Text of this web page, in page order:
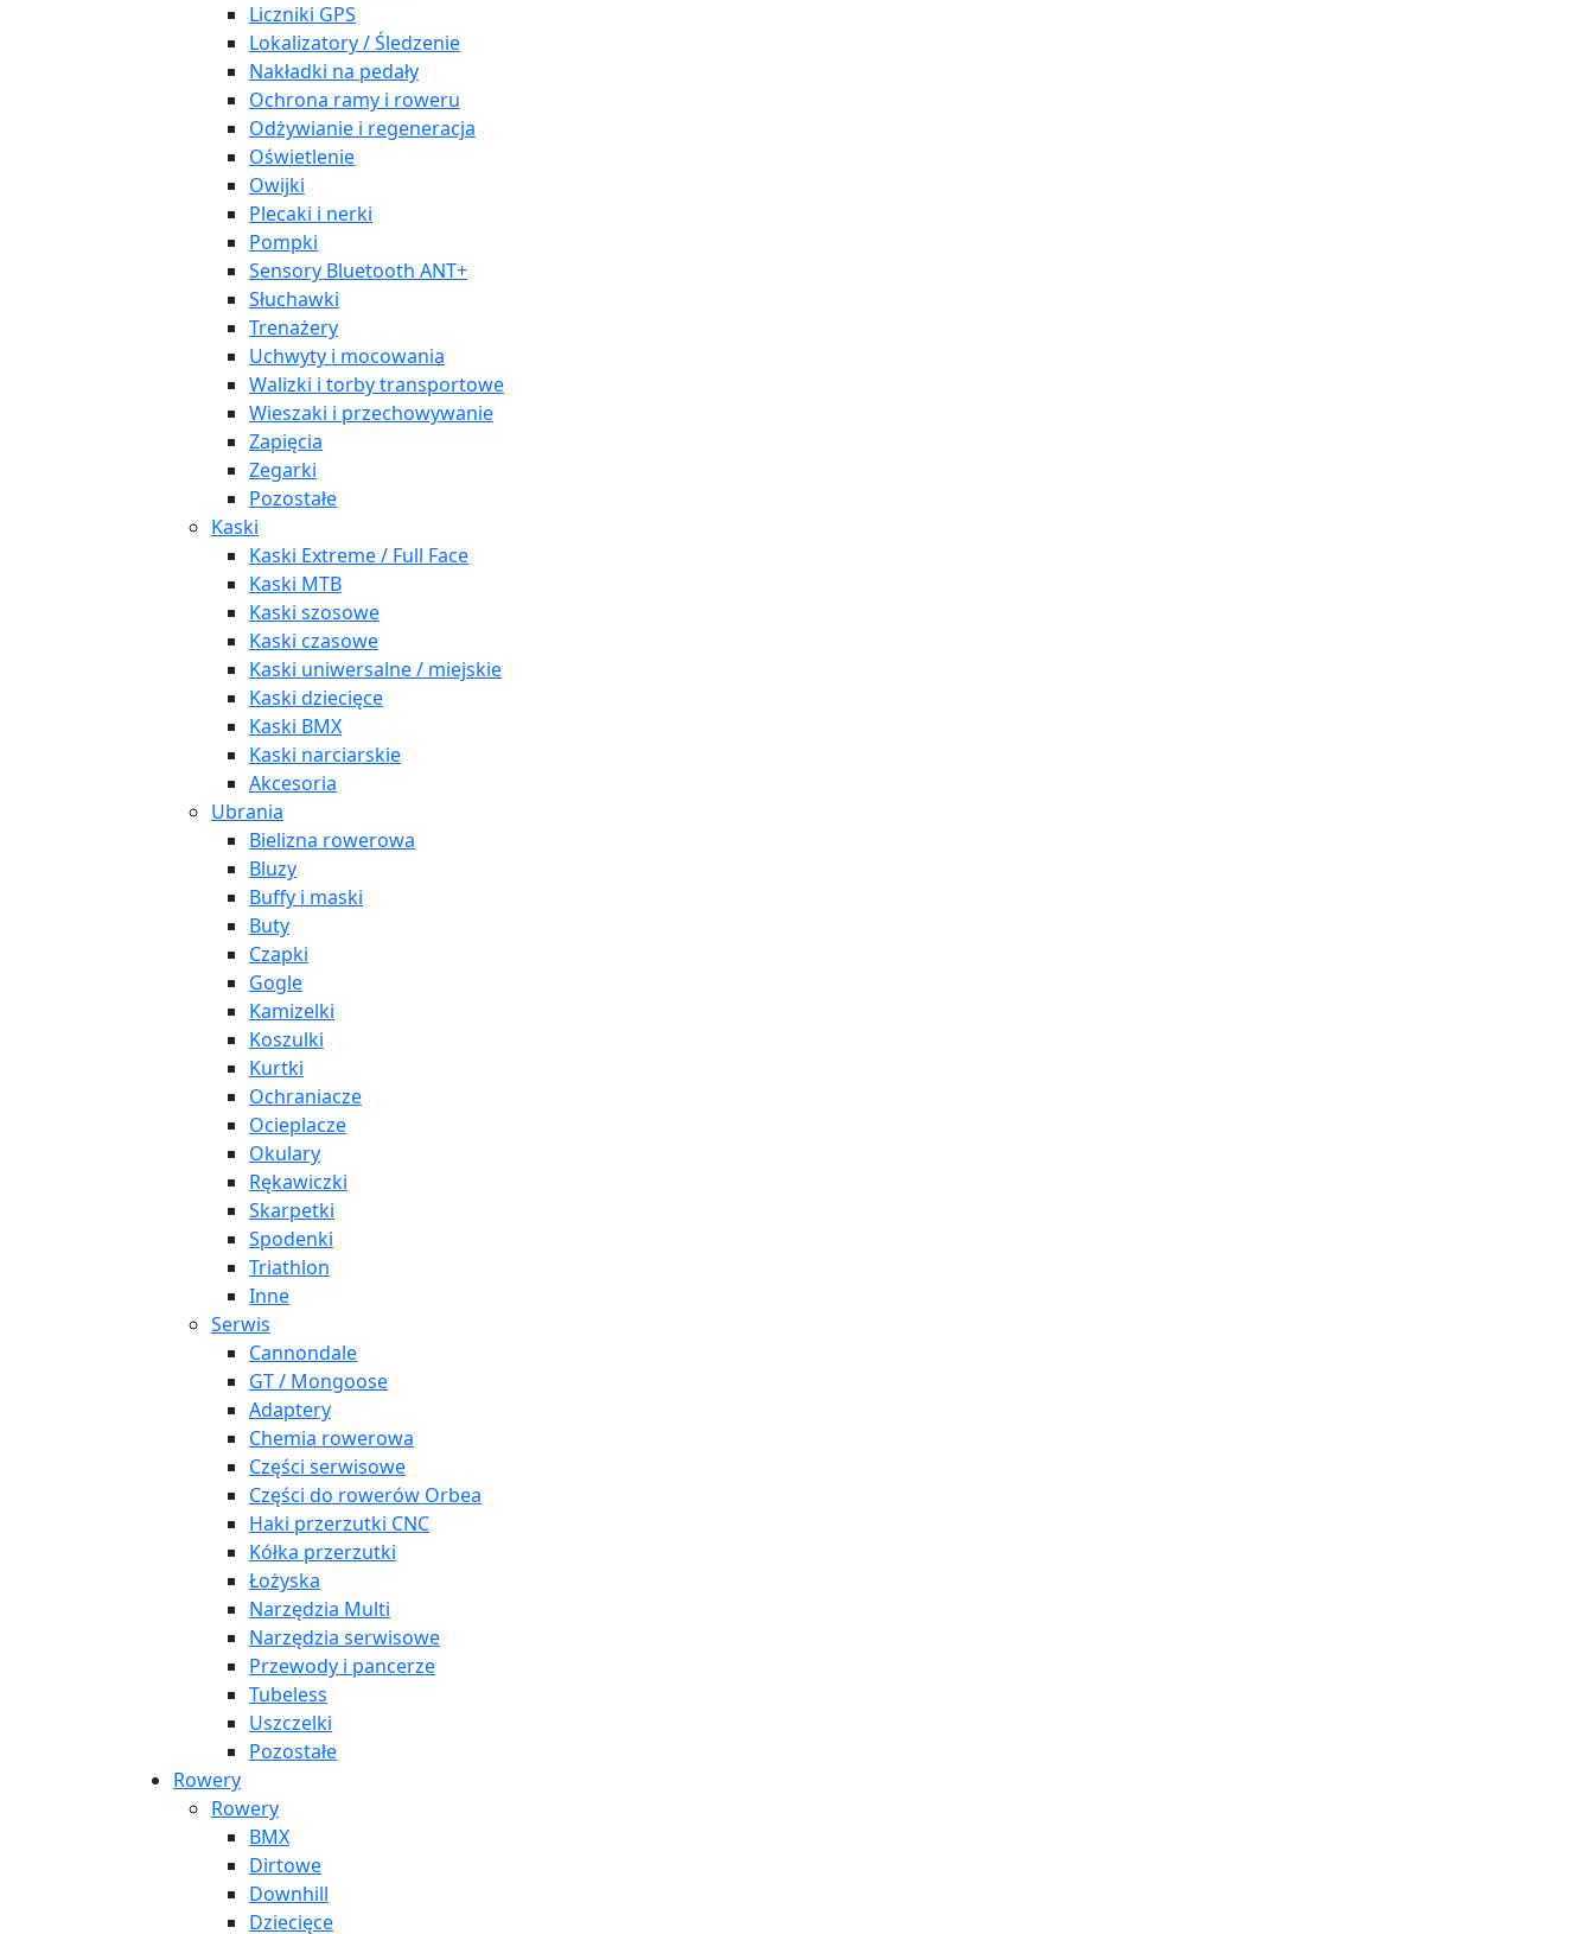
Liczniki GPS
Lokalizatory / Śledzenie
Nakładki na pedały
Ochrona ramy i roweru
Odżywianie i regeneracja
Oświetlenie
Owijki
Plecaki i nerki
Pompki
Sensory Bluetooth ANT+
Słuchawki
Trenażery
Uchwyty i mocowania
Walizki i torby transportowe
Wieszaki i przechowywanie
Zapięcia
Zegarki
Pozostałe
Kaski
Kaski Extreme / Full Face
Kaski MTB
Kaski szosowe
Kaski czasowe
Kaski uniwersalne / miejskie
Kaski dziecięce
Kaski BMX
Kaski narciarskie
Akcesoria
Ubrania
Bielizna rowerowa
Bluzy
Buffy i maski
Buty
Czapki
Gogle
Kamizelki
Koszulki
Kurtki
Ochraniacze
Ocieplacze
Okulary
Rękawiczki
Skarpetki
Spodenki
Triathlon
Inne
Serwis
Cannondale
GT / Mongoose
Adaptery
Chemia rowerowa
Części serwisowe
Części do rowerów Orbea
Haki przerzutki CNC
Kółka przerzutki
Łożyska
Narzędzia Multi
Narzędzia serwisowe
Przewody i pancerze
Tubeless
Uszczelki
Pozostałe
Rowery
Rowery
BMX
Dirtowe
Downhill
Dziecięce